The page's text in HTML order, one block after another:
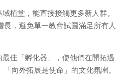
植堂，能直接接觸更多新人群。
，避免單一教會試圖滿足所有人
佳「孵化器」，使他們在開拓過
向外拓展是使命」的文化氛圍。